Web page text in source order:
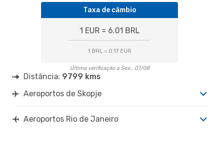
Taxa de câmbio
1 EUR = 6.01 BRL
1 BRL = 0.17 EUR
Última verificação a Sex., 07/08
Distância: 9799 kms
Aeroportos de Skopje
Aeroportos Rio de Janeiro